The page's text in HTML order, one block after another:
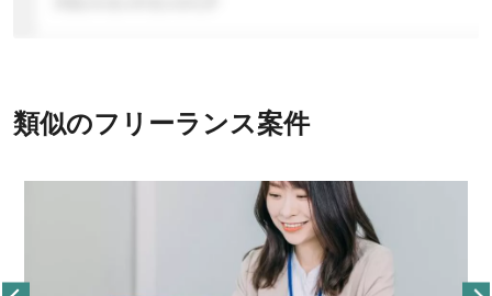
類似のフリーランス案件